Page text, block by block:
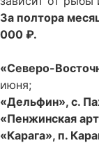
За полтора
000 ₽.
«Северо-
июня;
«Дельфин», с.
«Пенжинская
«Карага», п.